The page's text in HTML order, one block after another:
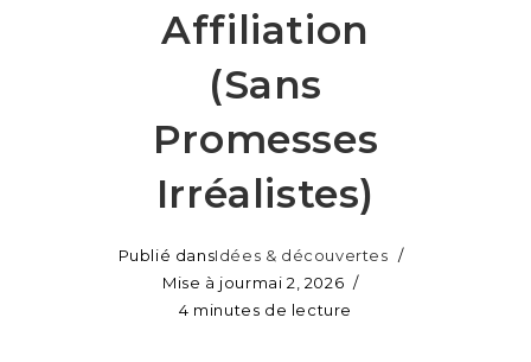
Affiliation
(sans
Promesses
Irréalistes)
Publié dansIdées & découvertes
Mise à jourmai 2, 2026
4 minutes de lecture